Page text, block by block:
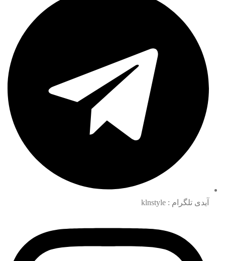
آیدی تلگرام : klnstyle